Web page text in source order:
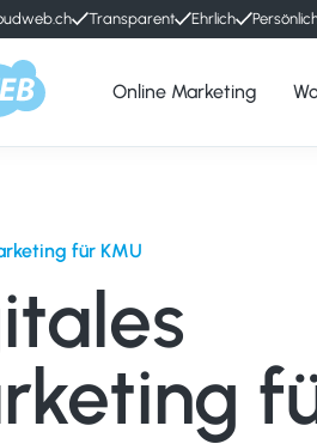
Transparent Ehrlich
Online Marketing
für KMU